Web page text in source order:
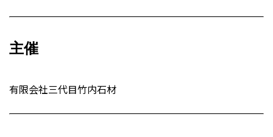
主催
有限会社三代目竹内石材